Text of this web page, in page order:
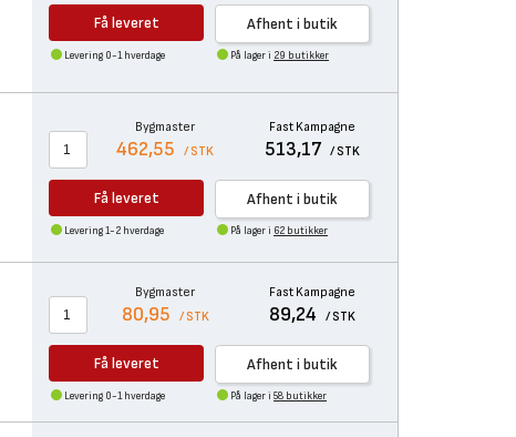
Få leveret Afhent i butik
Levering 0-1 hverdage På lager i 29 butikker
Bygmaster
462,55 / STK
Fast Kampagne
513,17 / STK
Få leveret Afhent i butik
Levering 1-2 hverdage På lager i 62 butikker
Bygmaster
80,95 / STK
Fast Kampagne
89,24 / STK
Få leveret Afhent i butik
Levering 0-1 hverdage På lager i 58 butikker